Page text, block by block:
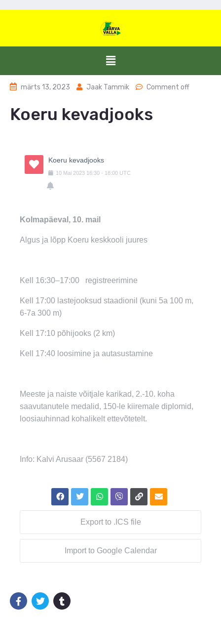
märts 13, 2023 Jaak Tammik Comment off
Koeru kevadjooks
Koeru kevadjooks
10 Mai 2023 16:30 - 18:00 UTC
Kolmapäeval, 10. mail
Algus ja lõpp Koeru keskkooli juures
Kell 16:30–17:00 registreerimine
Kell 17:00 lastejooksud staadionil (kuni 5a 100 m,
6-7a 300 m)
Kell 17:10 põhijooks (2 km)
Kell 17:40 loosimine ja autasustamine
Meeste ja naiste võitjale karikad, 2.-10. koha
saavutanutele medalid, 150-le kiiremale diplomid,
loosiauhinnad kohalikelt ettevõtetelt.
Info: Kalvi Arusaar (5567 2184)
Export to .ICS file
Import to Google Calendar